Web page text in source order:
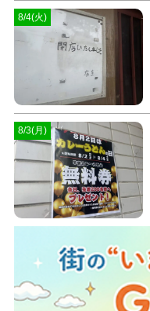
8/4(火)
8/3(月)